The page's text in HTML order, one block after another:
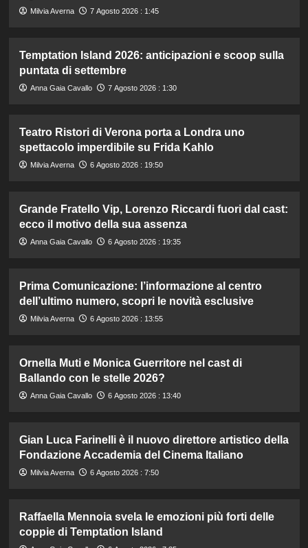
Milvia Averna 7 Agosto 2026 : 1:45
Temptation Island 2026: anticipazioni e scoop sulla
puntata di settembre
Anna Gaia Cavallo 7 Agosto 2026 : 1:30
Teatro Ristori di Verona porta a Londra uno
spettacolo imperdibile su Frida Kahlo
Milvia Averna 6 Agosto 2026 : 19:50
Grande Fratello Vip, Lorenzo Riccardi fuori dal cast:
ecco il motivo della sua assenza
Anna Gaia Cavallo 6 Agosto 2026 : 19:35
Prima Comunicazione: l’informazione al centro
dell’ultimo numero, scopri le novità esclusive
Milvia Averna 6 Agosto 2026 : 13:55
Ornella Muti e Monica Guerritore nel cast di
Ballando con le stelle 2026?
Anna Gaia Cavallo 6 Agosto 2026 : 13:40
Gian Luca Farinelli è il nuovo direttore artistico della
Fondazione Accademia del Cinema Italiano
Milvia Averna 6 Agosto 2026 : 7:50
Raffaella Mennoia svela le emozioni più forti delle
coppie di Temptation Island